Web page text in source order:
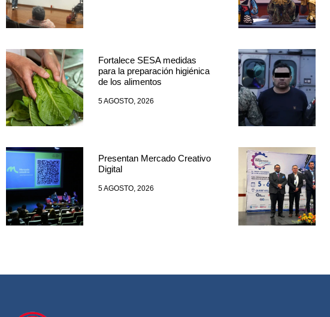
Fortalece SESA medidas
para la preparación higiénica
de los alimentos
5 AGOSTO, 2026
Presentan Mercado Creativo
Digital
5 AGOSTO, 2026